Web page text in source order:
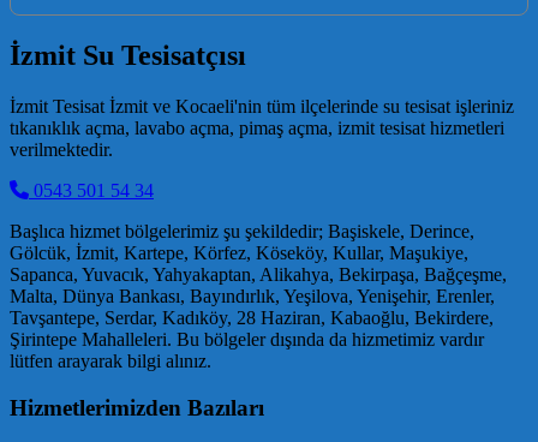
İzmit Su Tesisatçısı
İzmit Tesisat İzmit ve Kocaeli'nin tüm ilçelerinde su tesisat işleriniz
tıkanıklık açma, lavabo açma, pimaş açma, izmit tesisat hizmetleri
verilmektedir.
0543 501 54 34
Başlıca hizmet bölgelerimiz şu şekildedir; Başiskele, Derince,
Gölcük, İzmit, Kartepe, Körfez, Köseköy, Kullar, Maşukiye,
Sapanca, Yuvacık, Yahyakaptan, Alikahya, Bekirpaşa, Bağçeşme,
Malta, Dünya Bankası, Bayındırlık, Yeşilova, Yenişehir, Erenler,
Tavşantepe, Serdar, Kadıköy, 28 Haziran, Kabaoğlu, Bekirdere,
Şirintepe Mahalleleri. Bu bölgeler dışında da hizmetimiz vardır
lütfen arayarak bilgi alınız.
Hizmetlerimizden Bazıları